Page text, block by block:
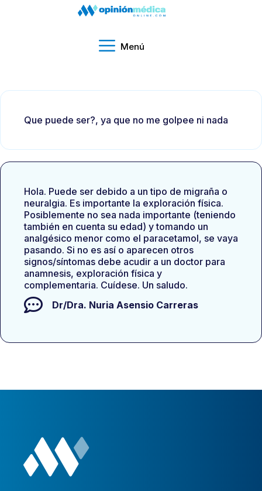
Menú
Que puede ser?, ya que no me golpee ni nada
Hola. Puede ser debido a un tipo de migraña o
neuralgia. Es importante la exploración física.
Posiblemente no sea nada importante (teniendo
también en cuenta su edad) y tomando un
analgésico menor como el paracetamol, se vaya
pasando. Si no es así o aparecen otros
signos/síntomas debe acudir a un doctor para
anamnesis, exploración física y
complementaria. Cuídese. Un saludo.
Dr/Dra. Nuria Asensio Carreras